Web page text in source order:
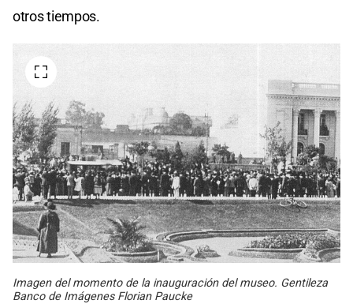
otros tiempos.
Imagen del momento de la inauguración del museo. Gentileza
Banco de Imágenes Florian Paucke